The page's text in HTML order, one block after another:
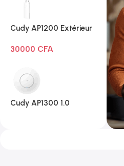
Cudy AP1200 Extérieur
30000 CFA
Cudy AP1300 1.0